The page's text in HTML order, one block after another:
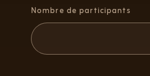
Nombre de participants